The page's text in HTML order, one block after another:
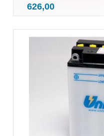
Pris
626,00mva.